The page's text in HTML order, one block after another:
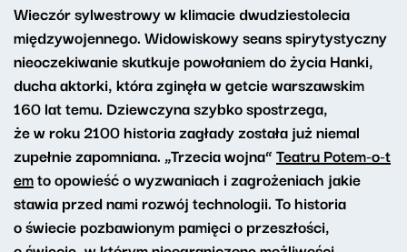
Wieczór sylwestrowy w klimacie dwudziestolecia
międzywojennego. Widowiskowy seans spirytystyczny
nieoczekiwanie skutkuje powołaniem do życia Hanki,
ducha aktorki, która zginęła w getcie warszawskim
160 lat temu. Dziewczyna szybko spostrzega,
że w roku 2100 historia zagłady została już niemal
zupełnie zapomniana. „Trzecia wojna”Teatru Potem-o-t
emto opowieść o wyzwaniach i zagrożeniach jakie
stawia przed nami rozwój technologii. To historia
o świecie pozbawionym pamięci o przeszłości,